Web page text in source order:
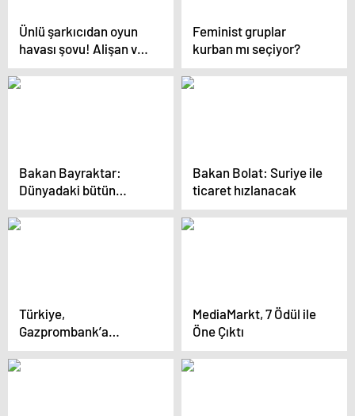
Ünlü şarkıcıdan oyun
havası şovu! Alişan ve
çocuklarının eğlenceli
dakikaları dikkat çekti!
Feminist gruplar
kurban mı seçiyor?
Bakan Bayraktar:
Dünyadaki bütün
gelişmiş ülkeler
nükleere sırt çeviriyor,
Bakan Bolat: Suriye ile
ticaret hızlanacak
Türkiye,
Gazprombank’a
Yaptırım Muafiyeti Aldı
MediaMarkt, 7 Ödül ile
Öne Çıktı